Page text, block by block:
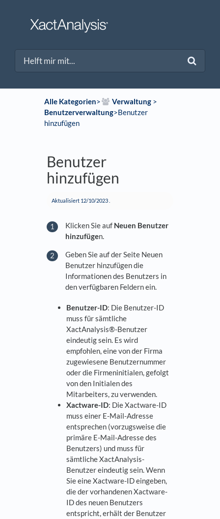
Alle Kategorien​>​ ​Verwaltung​ > ​
Benutzerverwaltung​>​ Benutzer
hinzufügen
Benutzer
hinzufügen
Aktualisiert 12/10/2023
Klicken Sie auf Neuen Benutzer
hinzufügen.
Geben Sie auf der Seite Neuen
Benutzer hinzufügen die
Informationen des Benutzers in
den verfügbaren Feldern ein.
Benutzer-ID: Die Benutzer-ID
muss für sämtliche
XactAnalysis®-Benutzer
eindeutig sein. Es wird
empfohlen, eine von der Firma
zugewiesene Benutzernummer
oder die Firmeninitialen, gefolgt
von den Initialen des
Mitarbeiters, zu verwenden.
Xactware-ID: Die Xactware-ID
muss einer E-Mail-Adresse
entsprechen (vorzugsweise die
primäre E-Mail-Adresse des
Benutzers) und muss für
sämtliche XactAnalysis-
Benutzer eindeutig sein. Wenn
Sie eine Xactware-ID eingeben,
die der vorhandenen Xactware-
ID des neuen Benutzers
entspricht, erhält der Benutzer